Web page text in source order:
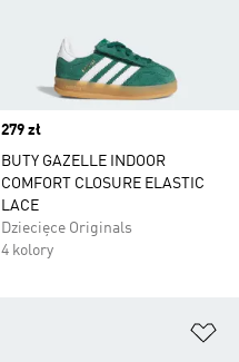
Price
279 zł
BUTY GAZELLE INDOOR
COMFORT CLOSURE ELASTIC
LACE
Dziecięce Originals
4 kolory